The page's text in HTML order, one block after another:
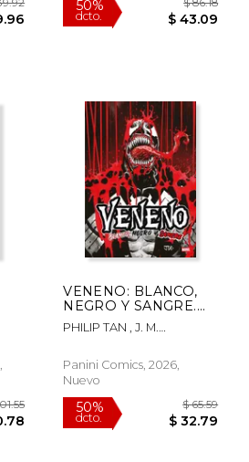
50%
dcto.
VENENO: BLANCO,
NEGRO Y SANGRE.
MARVEL TREASURY
EDITION
PHILIP TAN , J. M.
Panini Comics, 2026,
Nuevo